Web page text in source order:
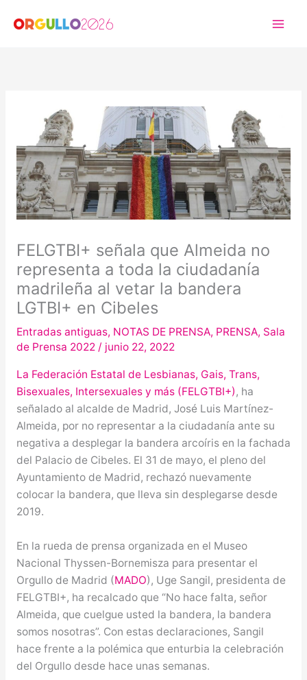
FELGTBI+ señala que Almeida no
representa a toda la ciudadanía
madrileña al vetar la bandera
LGTBI+ en Cibeles
Entradas antiguas, NOTAS DE PRENSA, PRENSA, Sala
de Prensa 2022/ junio 22, 2022
La Federación Estatal de Lesbianas, Gais, Trans,
Bisexuales, Intersexuales y más (FELGTBI+), ha
señalado al alcalde de Madrid, José Luis Martínez-
Almeida, por no representar a la ciudadanía ante su
negativa a desplegar la bandera arcoíris en la fachada
del Palacio de Cibeles. El 31 de mayo, el pleno del
Ayuntamiento de Madrid, rechazó nuevamente
colocar la bandera, que lleva sin desplegarse desde
2019.
En la rueda de prensa organizada en el Museo
Nacional Thyssen-Bornemisza para presentar el
Orgullo de Madrid (MADO), Uge Sangil, presidenta de
FELGTBI+, ha recalcado que “No hace falta, señor
Almeida, que cuelgue usted la bandera, la bandera
somos nosotras”. Con estas declaraciones, Sangil
hace frente a la polémica que enturbia la celebración
del Orgullo desde hace unas semanas.